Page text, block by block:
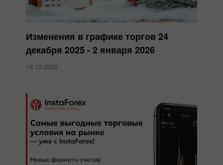
Изменения в графике торгов 24
декабря 2025 - 2 января 2026
19.12.2025